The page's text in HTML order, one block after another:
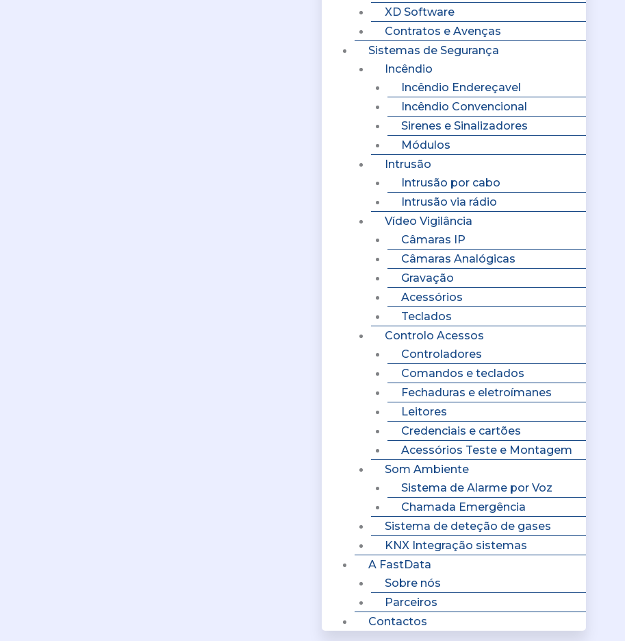
XD Software
Contratos e Avenças
Sistemas de Segurança
Incêndio
Incêndio Endereçavel
Incêndio Convencional
Sirenes e Sinalizadores
Módulos
Intrusão
Intrusão por cabo
Intrusão via rádio
Vídeo Vigilância
Câmaras IP
Câmaras Analógicas
Gravação
Acessórios
Teclados
Controlo Acessos
Controladores
Comandos e teclados
Fechaduras e eletroímanes
Leitores
Credenciais e cartões
Acessórios Teste e Montagem
Som Ambiente
Sistema de Alarme por Voz
Chamada Emergência
Sistema de deteção de gases
KNX Integração sistemas
A FastData
Sobre nós
Parceiros
Contactos